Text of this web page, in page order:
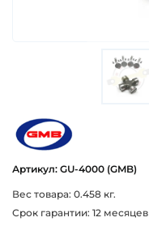
Артикул: GU-4000 (GMB)
Вес товара: 0.458 кг.
Срок гарантии: 12 месяцев